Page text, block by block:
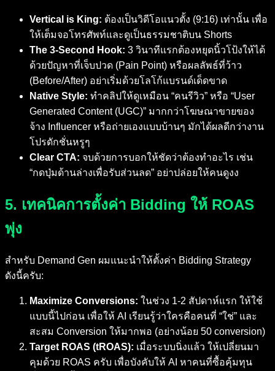
Vertical is King: ต้องเป็นวิดีโอแนวตั้ง (9:16) เท่านั้น เพื่อ
ให้เต็มจอโทรศัพท์และดูเป็นธรรมชาติบน Shorts
The 3-Second Hook: 3 วินาทีแรกต้องหยุดนิ้วโป้งให้ได้
ด้วยปัญหาที่เจ็บปวด (Pain Point) หรือผลลัพธ์ที่ว้าว
(Before/After) อย่าเริ่มด้วยโลโก้แบรนด์เด็ดขาด
Native Style: ทำคลิปให้ดูเหมือน “คนรีวิว” หรือ “User
Generated Content (UGC)” มากกว่าโฆษณาขายของ
จ้าง Influencer หรือถ่ายเองแบบบ้านๆ มักได้ผลดีกว่างาน
โปรดักชั่นหรูๆ
Clear CTA: จบด้วยการบอกให้ชัดว่าต้องทำอะไร เช่น
“กดปุ่มด้านล่างเพื่อรับส่วนลด” อย่าปล่อยให้คนดูงง
5. เทคนิคการตั้งค่า Bidding ให้ ROAS
พุ่ง
สำหรับ Demand Gen ผมแนะนำให้ตั้งค่า Bidding Strategy
ดังนี้ครับ:
Maximize Conversions: ในช่วง 1-2 สัปดาห์แรก ให้ใช้
แบบนี้ไปก่อน เพื่อให้ AI เรียนรู้ว่าใครคือคนที่ “ใช่” และ
สะสม Conversion ให้มากพอ (อย่างน้อย 50 conversion)
Target ROAS (tROAS): เมื่อระบบนิ่งแล้ว ให้เปลี่ยนมา
คุมด้วย ROAS ครับ เพื่อบังคับให้ AI หาคนที่ซื้อคุ้มทุน